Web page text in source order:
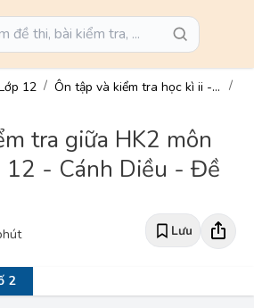
12 Ôn tập và kiểm tra học kì ii - sinh học 12
tra giữa HK2 môn
12 - Cánh Diều - Đề
Lưu
2